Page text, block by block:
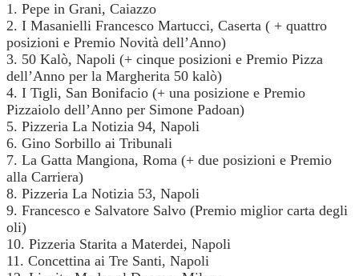
1. Pepe in Grani, Caiazzo
2. I Masanielli Francesco Martucci, Caserta ( + quattro
posizioni e Premio Novità dell’Anno)
3. 50 Kalò, Napoli (+ cinque posizioni e Premio Pizza
dell’Anno per la Margherita 50 kalò)
4. I Tigli, San Bonifacio (+ una posizione e Premio
Pizzaiolo dell’Anno per Simone Padoan)
5. Pizzeria La Notizia 94, Napoli
6. Gino Sorbillo ai Tribunali
7. La Gatta Mangiona, Roma (+ due posizioni e Premio
alla Carriera)
8. Pizzeria La Notizia 53, Napoli
9. Francesco e Salvatore Salvo (Premio miglior carta degli
oli)
10. Pizzeria Starita a Materdei, Napoli
11. Concettina ai Tre Santi, Napoli